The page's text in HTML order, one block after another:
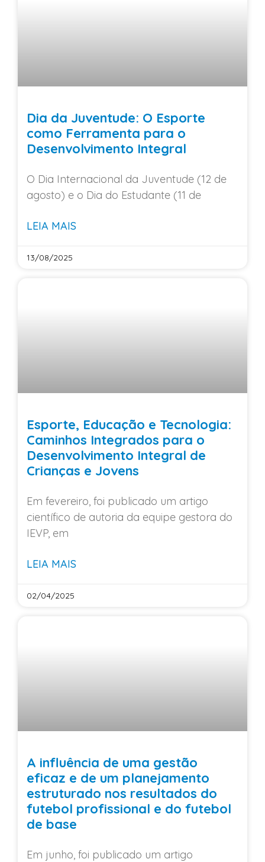
Dia da Juventude: O Esporte
como Ferramenta para o
Desenvolvimento Integral
O Dia Internacional da Juventude (12 de
agosto) e o Dia do Estudante (11 de
LEIA MAIS
13/08/2025
Esporte, Educação e Tecnologia:
Caminhos Integrados para o
Desenvolvimento Integral de
Crianças e Jovens
Em fevereiro, foi publicado um artigo
científico de autoria da equipe gestora do
IEVP, em
LEIA MAIS
02/04/2025
A influência de uma gestão
eficaz e de um planejamento
estruturado nos resultados do
futebol profissional e do futebol
de base
Em junho, foi publicado um artigo